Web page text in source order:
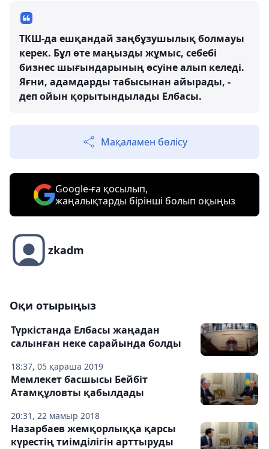
ТКШ-да ешқандай заңбұзушылық болмауы
керек. Бұл өте маңызды жұмыс, себебі
бизнес шығындарының өсуіне алып келеді.
Яғни, адамдарды табысынан айырады, -
деп ойын қорытындылады Елбасы.
Мақаламен бөлісу
Google-ға қосылып,
жаңалықтарды бірінші болып оқыңыз
zkadm
Оқи отырыңыз
18:37, 05 қараша 2019
Түркістанда Елбасы жаңадан
салынған неке сарайында болды
20:31, 22 мамыр 2018
Мемлекет басшысы Бейбіт
Атамқұловты қабылдады
Назарбаев жемқорлыққа қарсы
күрестің тиімділігін арттыруды